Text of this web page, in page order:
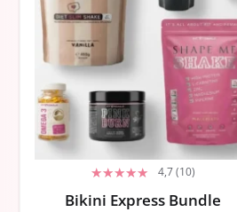
4,7 (10)
Bikini Express Bundle